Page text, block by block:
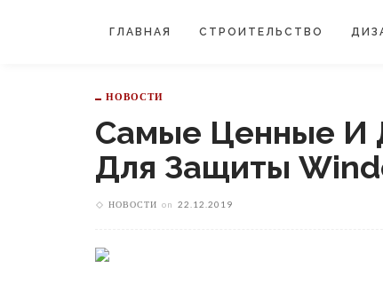
ГЛАВНАЯ СТРОИТЕЛЬСТВО
НОВОСТИ
Самые Ценные И
Для Защиты
НОВОСТИ on 22.12.2019